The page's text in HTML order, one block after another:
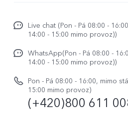
Y29s
Funtouch OS
Požádat o opravu
Aktualizace systému
Uživatelský manuál
Život ve vivo
Etiketa ve vivo
Právní upozornění
Udržitelnost
Live chat (Pon - Pá 08:00 -
14:00 - 15:00 mimo provoz))
WhatsApp(Pon - Pá 08:00 -
14:00 - 15:00 mimo provoz))
Pon - Pá 08:00 - 16:00, mimo
15:00 mimo provoz)
(+420)800 611